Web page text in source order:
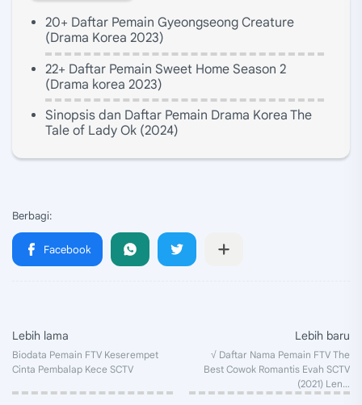
20+ Daftar Pemain Gyeongseong Creature
(Drama Korea 2023)
22+ Daftar Pemain Sweet Home Season 2
(Drama korea 2023)
Sinopsis dan Daftar Pemain Drama Korea The
Tale of Lady Ok (2024)